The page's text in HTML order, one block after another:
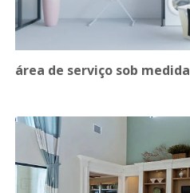
área de serviço sob medida